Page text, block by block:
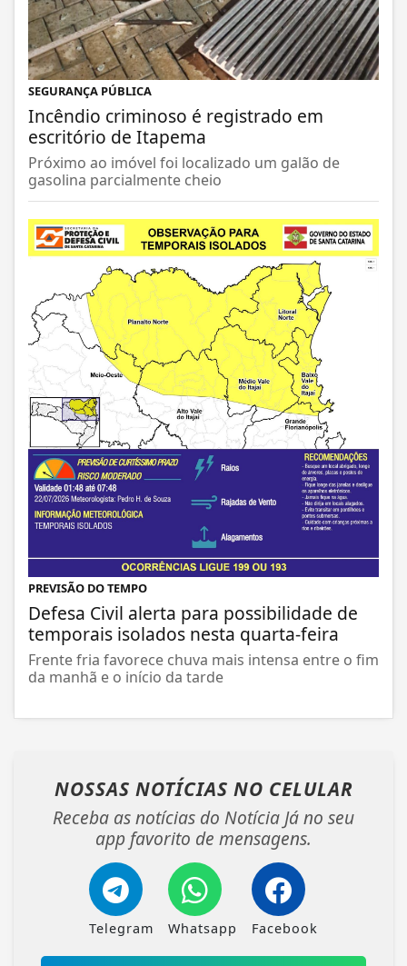
SEGURANÇA PÚBLICA
Incêndio criminoso é registrado em
escritório de Itapema
Próximo ao imóvel foi localizado um galão de
gasolina parcialmente cheio
PREVISÃO DO TEMPO
Defesa Civil alerta para possibilidade de
temporais isolados nesta quarta-feira
Frente fria favorece chuva mais intensa entre o fim
da manhã e o início da tarde
NOSSAS NOTÍCIAS NO CELULAR
Receba as notícias do Notícia Já no seu
app favorito de mensagens.
Telegram Whatsapp Facebook